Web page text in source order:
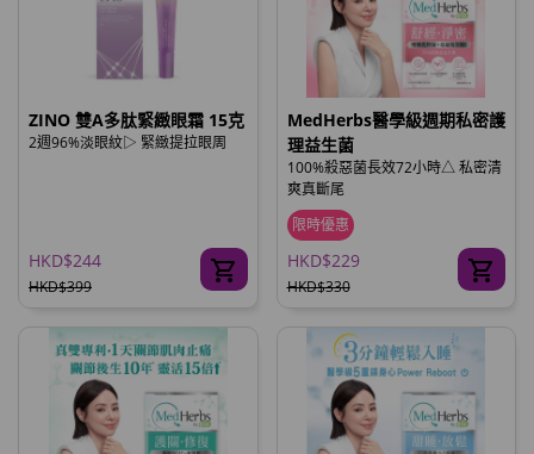
ZINO 雙A多肽緊緻眼霜 15克
2週96%淡眼紋▷ 緊緻提拉眼周
HKD$244
HKD$399
MedHerbs醫學級週期私密護
理益生菌
100%殺惡菌長效72小時△ 私密清
爽真斷尾
限時優惠
HKD$229
HKD$330